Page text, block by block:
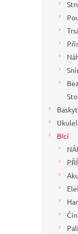
Bicí